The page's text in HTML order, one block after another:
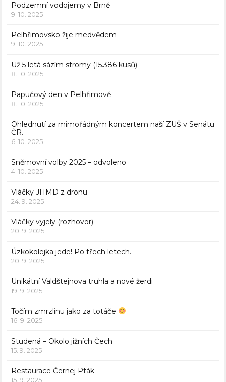
Podzemní vodojemy v Brně
9. 10. 2025
Pelhřimovsko žije medvědem
9. 10. 2025
Už 5 letá sázím stromy (15.386 kusů)
8. 10. 2025
Papučový den v Pelhřimově
8. 10. 2025
Ohlednutí za mimořádným koncertem naší ZUŠ v Senátu
ČR.
6. 10. 2025
Sněmovní volby 2025 – odvoleno
4. 10. 2025
Vláčky JHMD z dronu
24. 9. 2025
Vláčky vyjely (rozhovor)
20. 9. 2025
Úzkokolejka jede! Po třech letech.
20. 9. 2025
Unikátní Valdštejnova truhla a nové žerdi
19. 9. 2025
Točím zmrzlinu jako za totáče
16. 9. 2025
Studená – Okolo jižních Čech
15. 9. 2025
Restaurace Černej Pták
15. 9. 2025